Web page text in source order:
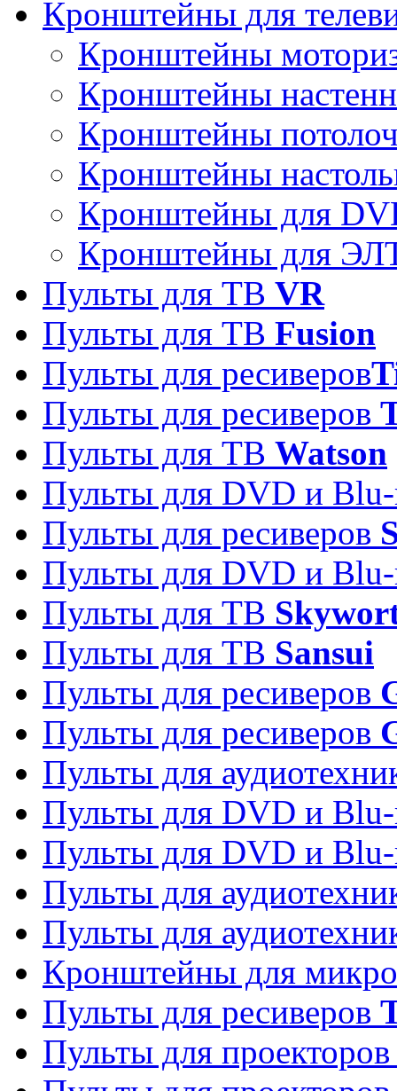
Кронштейны для
Кронштейны
Кронштейны
Кронштейны
Кронштейны
Кронштейны для
Кронштейны для
Пульты для ТВ VR
Пульты для ТВ Fusion
Пульты для ресиверов
Пульты для ресиверов
Пульты для ТВ Watson
Пульты для DVD и
Пульты для ресиверов
Пульты для DVD и
Пульты для ТВ
Пульты для ТВ Sansui
Пульты для ресиверов
Пульты для ресиверов
Пульты для
Пульты для DVD и
Пульты для DVD и
Пульты для
Пульты для
Кронштейны для
Пульты для ресиверов
Пульты для